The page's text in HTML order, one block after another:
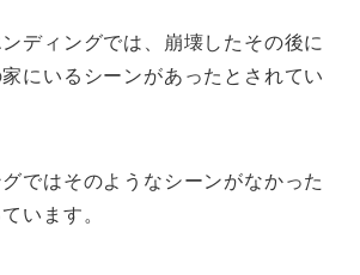
ディングでは、崩壊したその後に
に いるシーンがあったとされてい
ではそのようなシーンがなかった
います。